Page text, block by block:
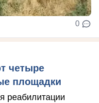
0
четыре
площадки
реабилитации